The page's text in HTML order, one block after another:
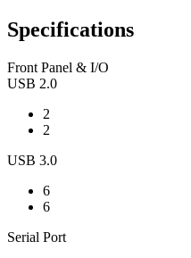
Specifications
Front Panel & I/O
USB 2.0
2
2
USB 3.0
6
6
Serial Port